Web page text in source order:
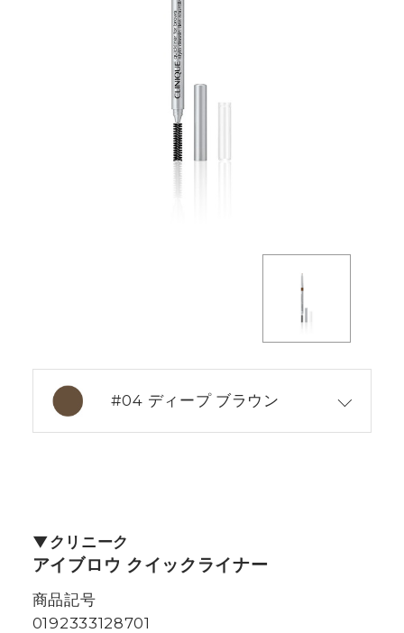
#04 ディープ ブラウン
クリニーク
アイブロウ クイックライナー
商品記号
0192333128701